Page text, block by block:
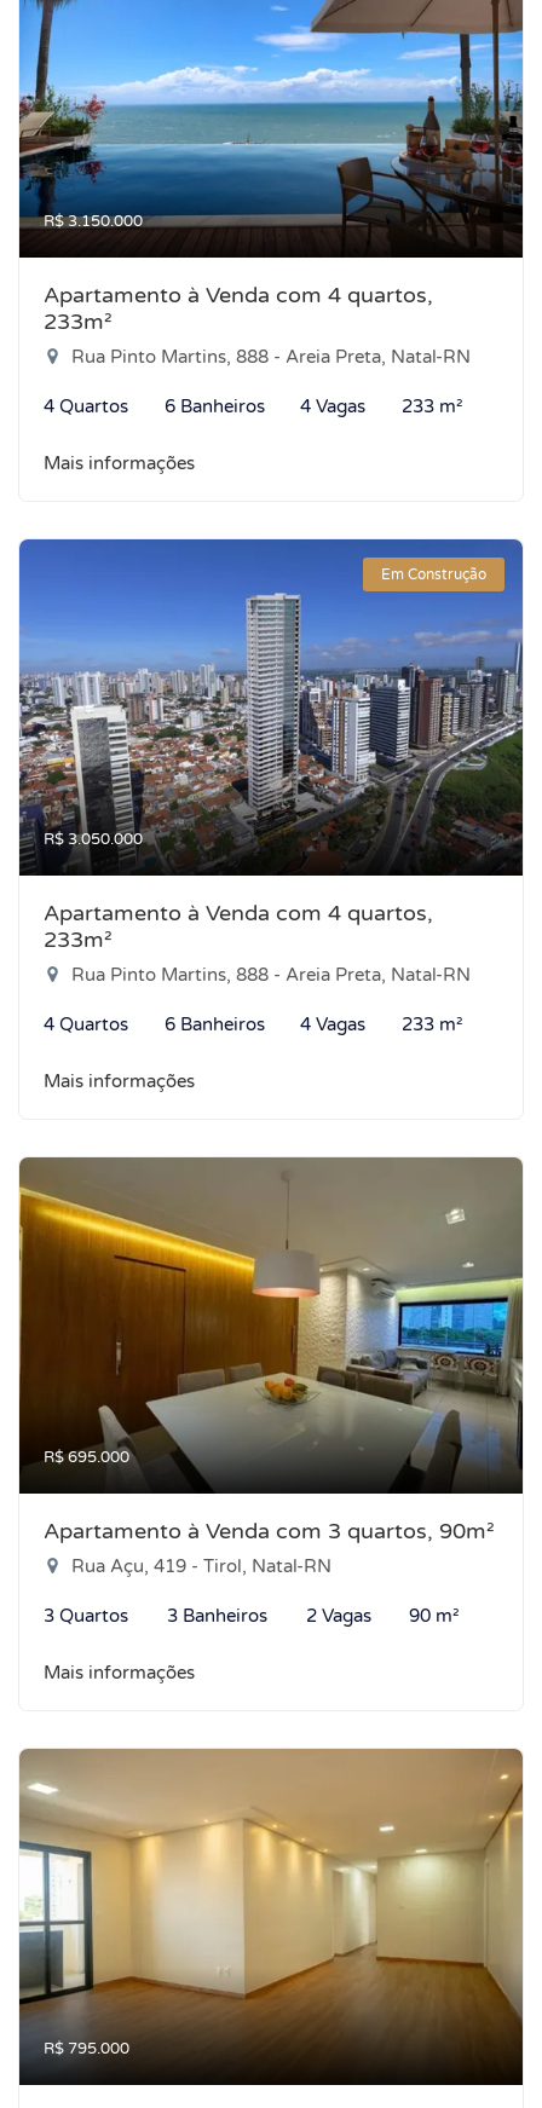
R$ 3.150.000
Apartamento à Venda com 4 quartos,
233m²
Rua Pinto Martins, 888 - Areia Preta, Natal-RN
4 Quartos 6 Banheiros 4 Vagas 233 m²
Mais informações
Em Construção
R$ 3.050.000
Apartamento à Venda com 4 quartos,
233m²
Rua Pinto Martins, 888 - Areia Preta, Natal-RN
4 Quartos 6 Banheiros 4 Vagas 233 m²
Mais informações
R$ 695.000
Apartamento à Venda com 3 quartos, 90m²
Rua Açu, 419 - Tirol, Natal-RN
3 Quartos 3 Banheiros 2 Vagas 90 m²
Mais informações
R$ 795.000